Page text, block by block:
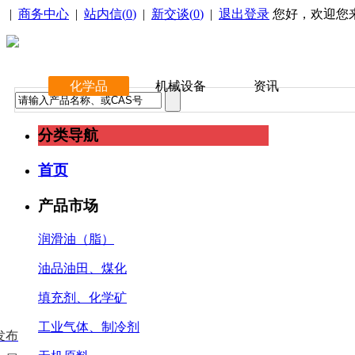
| 商务中心 | 站内信(0) | 新交谈(0) | 退出登录 您好，欢迎您
化学品 机械设备 资讯
分类导航
首页
产品市场
润滑油（脂）
油品油田、煤化
填充剂、化学矿
工业气体、制冷剂
布